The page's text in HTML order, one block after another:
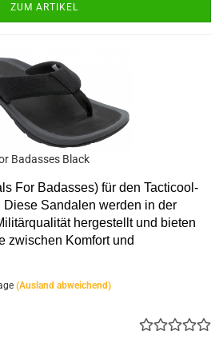
ZUM ARTIKEL
Badasses Black
For Badasses) für den Tacticool-
Diese Sandalen werden in der
hergestellt und bieten
zwischen Komfort und
(Ausland abweichend)